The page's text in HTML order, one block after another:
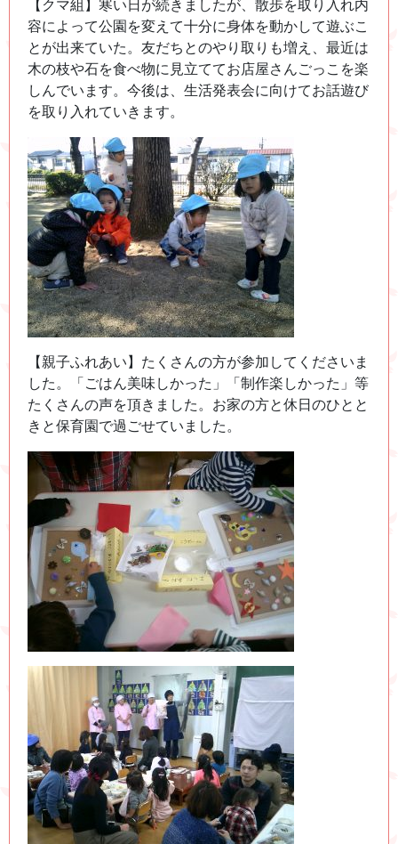
【クマ組】寒い日が続きましたが、散歩を取り入れ内
容によって公園を変えて十分に身体を動かして遊ぶこ
とが出来ていた。友だちとのやり取りも増え、最近は
木の枝や石を食べ物に見立ててお店屋さんごっこを楽
しんでいます。今後は、生活発表会に向けてお話遊び
を取り入れていきます。
【親子ふれあい】たくさんの方が参加してくださいま
した。「ごはん美味しかった」「制作楽しかった」等
たくさんの声を頂きました。お家の方と休日のひとと
きと保育園で過ごせていました。